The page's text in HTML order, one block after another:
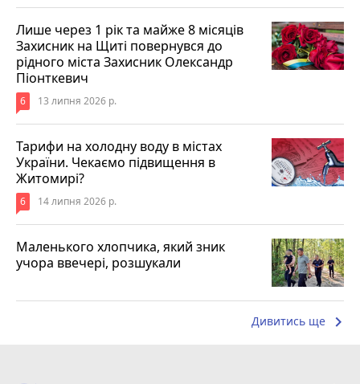
Лише через 1 рік та майже 8 місяців
Захисник на Щиті повернувся до
рідного міста Захисник Олександр
Піонткевич
6 13 липня 2026 р.
Тарифи на холодну воду в містах
України. Чекаємо підвищення в
Житомирі?
6 14 липня 2026 р.
Маленького хлопчика, який зник
учора ввечері, розшукали
Дивитись ще keyboard_arrow_right